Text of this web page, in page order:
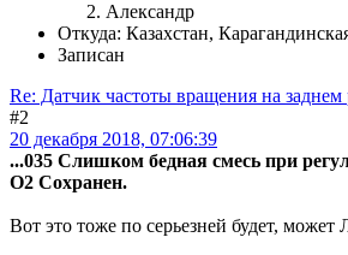
Александр
Откуда: Казахстан,
Записан
Re: Датчик частоты вращения на заднем
#2
20 декабря 2018, 07:06:39
...035 Слишком бедная смесь при
O2 Сохранен.
Вот это тоже по серьезней будет, может